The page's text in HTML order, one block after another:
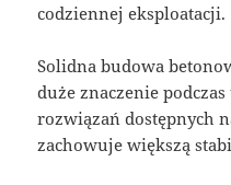
codziennej eksploatacji.
Solidna budowa
duże znaczenie
rozwiązań dostępnych
zachowuje większą